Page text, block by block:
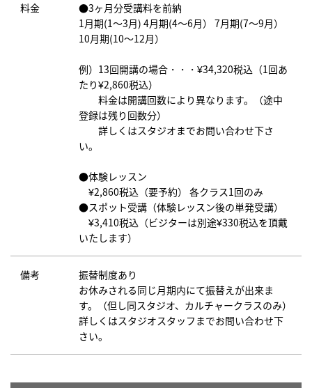
料金
●3ヶ月分受講料を前納
1月期(1～3月) 4月期(4～6月） 7月期(7～9月）
10月期(10～12月）
例）13回開講の場合・・・¥34,320税込（1回あ
たり¥2,860税込）
料金は開講回数により異なります。（途中
登録は残り回数分）
詳しくはスタジオまでお問い合わせ下さ
い。
●体験レッスン
¥2,860税込（要予約） 各クラス1回のみ
●スポット受講（体験レッスン後の単発受講）
¥3,410税込（ビジターは別途¥330税込を頂戴
いたします）
備考
振替制度あり
お休みされる同じ月期内にて振替えが出来ま
す。（但し同スタジオ、カルチャークラスのみ）
詳しくはスタジオスタッフまでお問い合わせ下
さい。